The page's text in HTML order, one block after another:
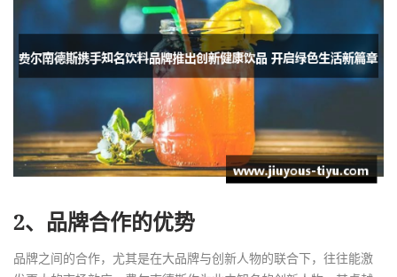
2、品牌合作的优势
品牌之间的合作，尤其是在大品牌与创新人物的联合下，往往能激